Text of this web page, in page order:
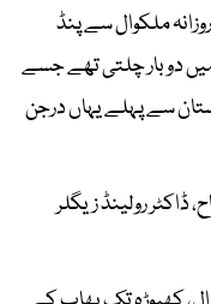
ملکوال سے پنڈ
دو بار چلتی تھے جسے
سے پہلے یہاں درجن
ڈاکٹر رولینڈ زیگلر